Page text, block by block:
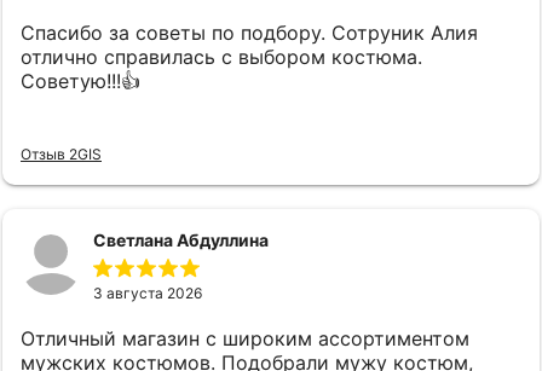
Спасибо за советы по подбору. Сотруник Алия
отлично справилась с выбором костюма.
Советую!!!👍
Отзыв 2GIS
Светлана Абдуллина
3 августа 2026
Отличный магазин с широким ассортиментом
мужских костюмов. Подобрали мужу костюм,